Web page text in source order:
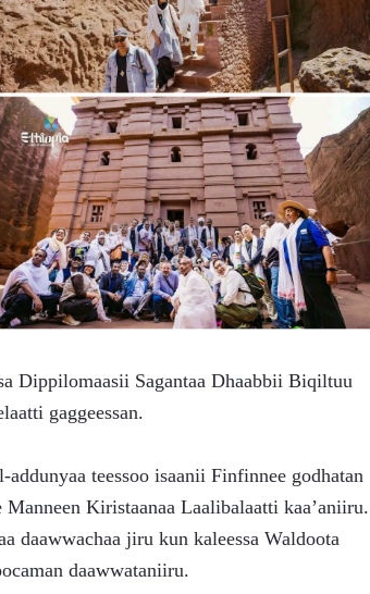
Dippilomaasii Sagantaa Dhaabbii Biqiltuu
gaggeessan.
Kiristaanaa Laalibalaatti kaa’aniiru.
daawwataniiru.